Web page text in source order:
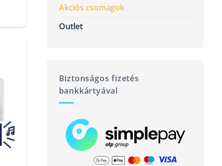
Akciós csomagok
Outlet
Biztonságos fizetés
bankkártyával